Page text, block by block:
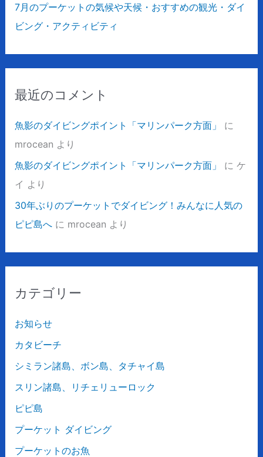
7月のプーケットの気候や天候・おすすめの観光・ダイ
ビング・アクティビティ
最近のコメント
魚影のダイビングポイント「マリンパーク方面」
に
mrocean より
魚影のダイビングポイント「マリンパーク方面」
に ケ
イ より
30年ぶりのプーケットでダイビング！みんなに人気の
ピピ島へに mrocean より
カテゴリー
お知らせ
カタビーチ
シミラン諸島、ボン島、タチャイ島
スリン諸島、リチェリューロック
ピピ島
プーケット ダイビング
プーケットのお魚